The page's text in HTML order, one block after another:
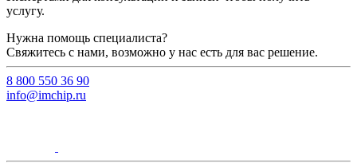
услугу.
Нужна помощь специалиста?
Свяжитесь с нами, возможно у нас есть для вас решение.
8 800 550 36 90
info@imchip.ru